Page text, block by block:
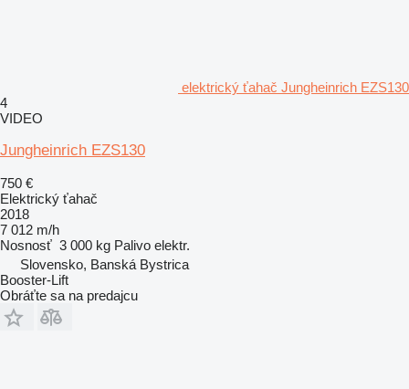
elektrický ťahač Jungheinrich EZS130
4
VIDEO
Jungheinrich EZS130
750 €
Elektrický ťahač
2018
7 012 m/h
Nosnosť 3 000 kg Palivo elektr.
Slovensko, Banská Bystrica
Booster-Lift
Obráťte sa na predajcu